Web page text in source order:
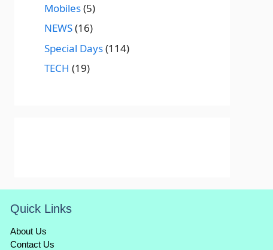
Mobiles(5)
NEWS(16)
Special Days(114)
TECH (19)
Quick Links
About Us
Contact Us